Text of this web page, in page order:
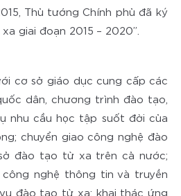
Thủ tướng Chính phủ đã ký
giai đoạn 2015 – 2020”.
cơ sở giáo dục cung cấp các
dân, chương trình đào tạo,
nhu cầu học tập suốt đời của
chuyển giao công nghệ đào
đào tạo từ xa trên cả nước;
nghệ thông tin và truyền
đào tạo từ xa; khai thác ứng